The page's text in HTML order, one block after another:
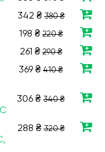
342 ₴380 ₴
198 ₴220 ₴
261 ₴290 ₴
369 ₴ 410 ₴
306 ₴ 340 ₴
288 ₴320 ₴